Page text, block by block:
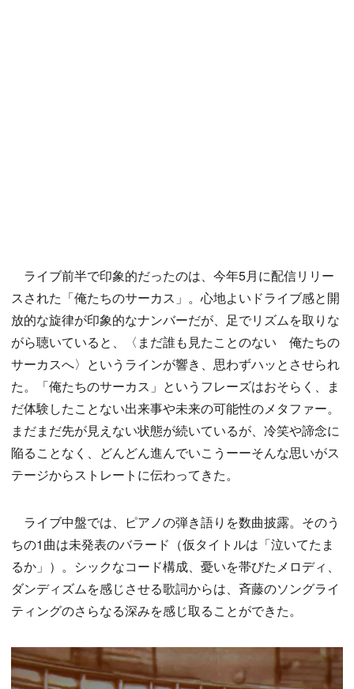
ライブ前半で印象的だったのは、今年5月に配信リリー
スされた「俺たちのサーカス」。心地よいドライブ感と開
放的な旋律が印象的なナンバーだが、足でリズムを取りな
がら聴いていると、〈まだ誰も見たことのない 俺たちの
サーカスへ〉というラインが響き、思わずハッとさせられ
た。「俺たちのサーカス」というフレーズはおそらく、ま
だ体験したことない出来事や未来の可能性のメタファー。
まだまだ先が見えない状態が続いているが、冷笑や諦念に
陥ることなく、どんどん進んでいこうーーそんな思いがス
テージからストレートに伝わってきた。
ライブ中盤では、ピアノの弾き語りを数曲披露。そのう
ちの1曲は未発表のバラード（仮タイトルは「泣いてたま
るか」）。シックなコード構成、憂いを帯びたメロディ、
ダンディズムを感じさせる歌詞からは、斉藤のソングライ
ティングのさらなる深みを感じ取ることができた。